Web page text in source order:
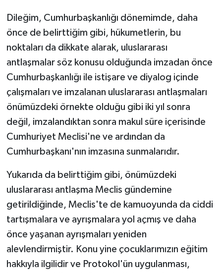
Dileğim, Cumhurbaşkanlığı dönemimde, daha
önce de belirttiğim gibi, hükumetlerin, bu
noktaları da dikkate alarak, uluslararası
antlaşmalar söz konusu olduğunda imzadan önce
Cumhurbaşkanlığı ile istişare ve diyalog içinde
çalışmaları ve imzalanan uluslararası antlaşmaları
önümüzdeki örnekte olduğu gibi iki yıl sonra
değil, imzalandıktan sonra makul süre içerisinde
Cumhuriyet Meclisi'ne ve ardından da
Cumhurbaşkanı'nın imzasına sunmalarıdır.
Yukarıda da belirttiğim gibi, önümüzdeki
uluslararası antlaşma Meclis gündemine
getirildiğinde, Meclis'te de kamuoyunda da ciddi
tartışmalara ve ayrışmalara yol açmış ve daha
önce yaşanan ayrışmaları yeniden
alevlendirmiştir. Konu yine çocuklarımızın eğitim
hakkıyla ilgilidir ve Protokol'ün uygulanması,